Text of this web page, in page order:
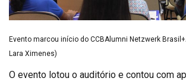
Evento marcou início do CCBAlumni Netzwerk
Lara Ximenes)
O evento lotou o auditório e contou com